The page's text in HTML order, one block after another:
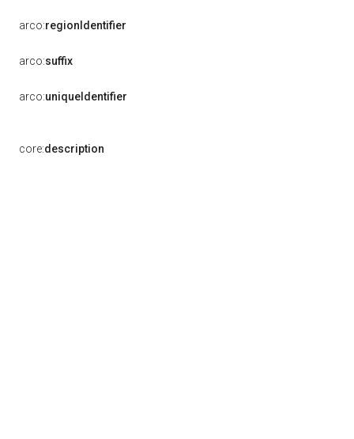
arco:regionIdentifier
arco:suffix
arco:uniqueIdentifier
core:description